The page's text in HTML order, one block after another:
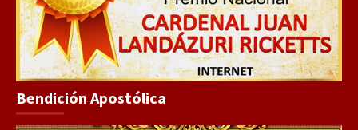
Bendición Apostólica